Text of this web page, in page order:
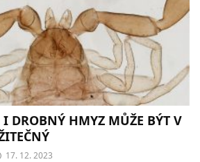
DROBNÝ HMYZ MŮŽE BÝT V
17. 12. 2023